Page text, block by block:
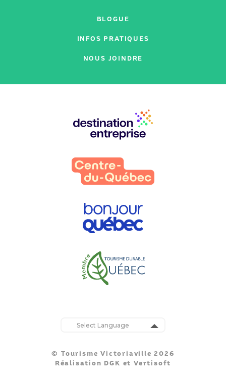
BLOGUE
INFOS PRATIQUES
NOUS JOINDRE
partenaires
:
© Tourisme Victoriaville 2026
Réalisation DGK et Vertisoft